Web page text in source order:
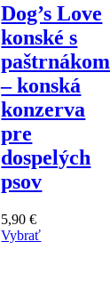
Dog’s Love
konské s
paštrnákom
– konská
konzerva
pre
dospelých
psov
5,90€
Vybrať